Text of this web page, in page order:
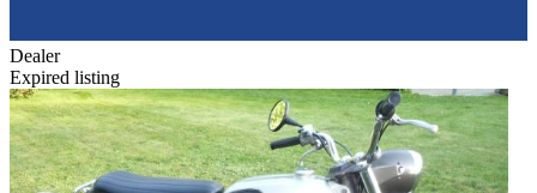
Dealer
Expired listing